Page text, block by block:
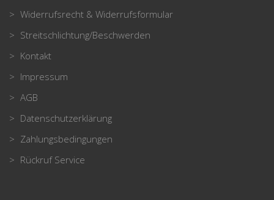
Widerrufsrecht & Widerrufsformular
Streitschlichtung/Beschwerden
Kontakt
Impressum
AGB
Datenschutzerklärung
Zahlungsbedingungen
Rückruf Service